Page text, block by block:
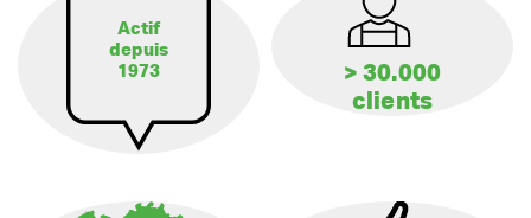
Actif
depuis
1973
> 30.000
clients